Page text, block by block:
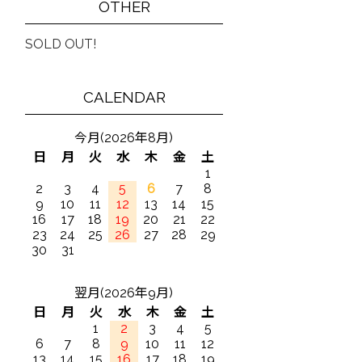
OTHER
SOLD OUT!
CALENDAR
今月(2026年8月)
日
月 火 水 木 金
土
1
2
3 4 5 6 7
8
9
10 11 12 13 14
15
16
17 18 19 20 21
22
23
24 25 26 27 28
29
30
31
翌月(2026年9月)
日
月 火 水 木 金
土
1
2 3 4
5
6
7 8 9 10 11
12